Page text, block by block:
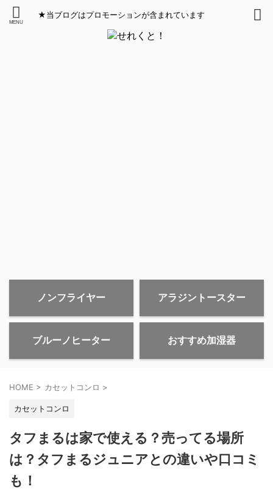
★当ブログはプロモーションが含まれています
ノンフライヤー アラジントースター
ブルーノヒーター おすすめ加湿器
HOME > カセットコンロ >
カセットコンロ
タフまるは家で使える？売ってる場所
は？タフまるジュニアとの違いや口コミ
も！